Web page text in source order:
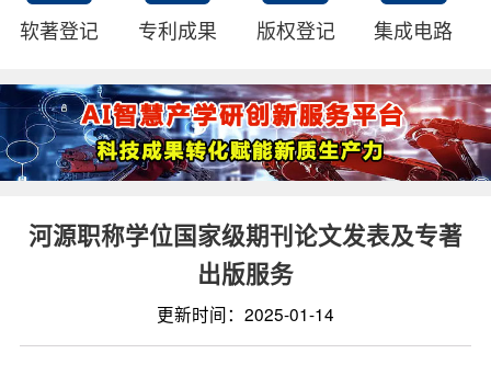
软著登记 专利成果 版权登记 集成电路
河源职称学位国家级期刊论文发表及专著
出版服务
更新时间：2025-01-14